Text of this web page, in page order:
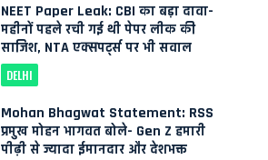
NEET Paper Leak: CBI का बड़ा दावा-
महीनों पहले रची गई थी पेपर लीक की
साजिश, NTA एक्सपर्ट्स पर भी सवाल
DELHI
Mohan Bhagwat Statement: RSS
प्रमुख मोहन भागवत बोले- Gen Z हमारी
पीढ़ी से ज्यादा ईमानदार और देशभक्त